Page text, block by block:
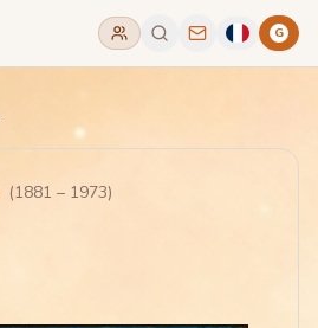
G
(1881 – 1973)